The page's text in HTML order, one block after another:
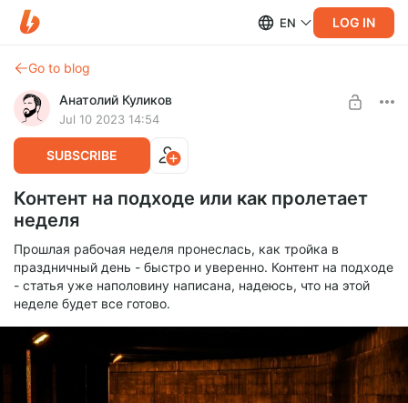
EN LOG IN
Go to blog
Анатолий Куликов
Jul 10 2023 14:54
SUBSCRIBE
Контент на подходе или как пролетает
неделя
Прошлая рабочая неделя пронеслась, как тройка в
праздничный день - быстро и уверенно. Контент на подходе
- статья уже наполовину написана, надеюсь, что на этой
неделе будет все готово.